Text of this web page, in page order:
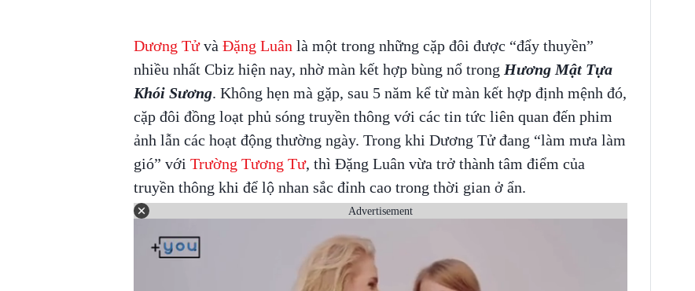
Dương Tửvà Đặng Luân là một trong những cặp đôi được “đẩy thuyền”
nhiều nhất Cbiz hiện nay, nhờ màn kết hợp bùng nổ trong Hương Mật Tựa
Khói Sương. Không hẹn mà gặp, sau 5 năm kể từ màn kết hợp định mệnh đó,
cặp đôi đồng loạt phủ sóng truyền thông với các tin tức liên quan đến phim
ảnh lẫn các hoạt động thường ngày. Trong khi Dương Tử đang “làm mưa làm
gió” với Trường Tương Tư, thì Đặng Luân vừa trở thành tâm điểm của
truyền thông khi để lộ nhan sắc đỉnh cao trong thời gian ở ẩn.
Advertisement